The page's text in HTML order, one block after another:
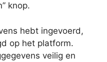
knop.
hebt ingevoerd,
op het platform.
veilig en